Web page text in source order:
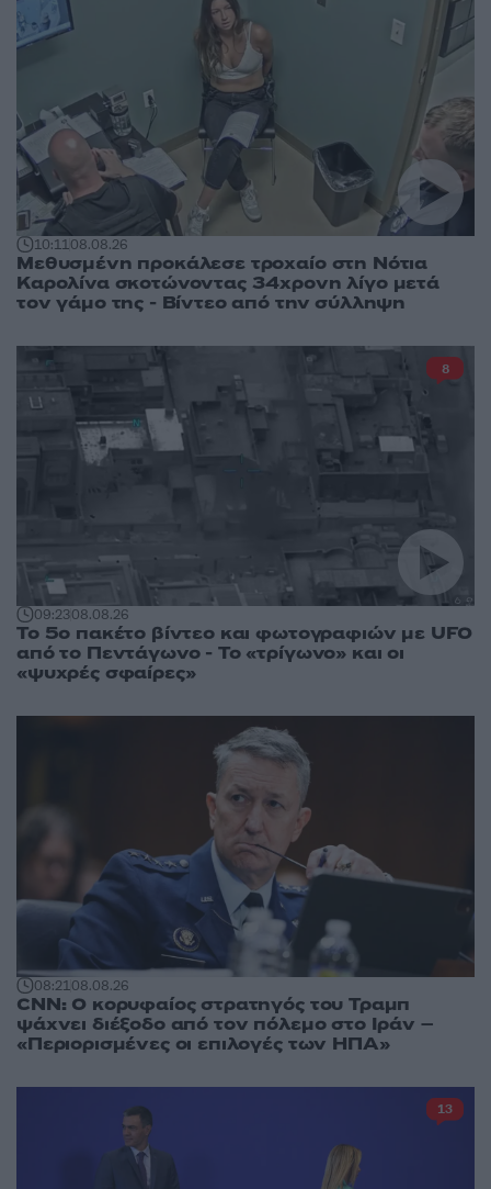
10:1108.08.26
Μεθυσμένη προκάλεσε τροχαίο στη Νότια
Καρολίνα σκοτώνοντας 34χρονη λίγο μετά
τον γάμο της - Βίντεο από την σύλληψη
09:2308.08.26
Το 5ο πακέτο βίντεο και φωτογραφιών με UFO
από το Πεντάγωνο - Το «τρίγωνο» και οι
«ψυχρές σφαίρες»
8
08:2108.08.26
CNN: Ο κορυφαίος στρατηγός του Τραμπ
ψάχνει διέξοδο από τον πόλεμο στο Ιράν –
«Περιορισμένες οι επιλογές των ΗΠΑ»
13